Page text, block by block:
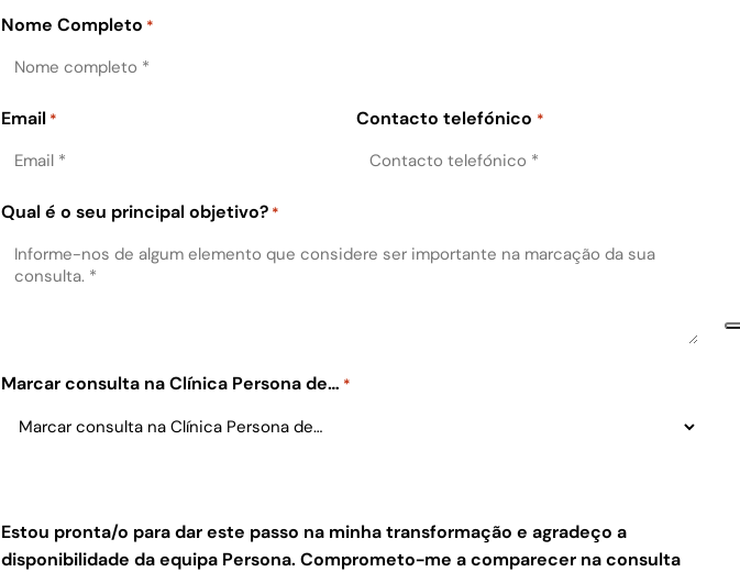
Nome Completo *
Email * Contacto telefónico *
Qual é o seu principal objetivo? *
Marcar consulta na Clínica Persona de… *
Estou pronta/o para dar este passo na minha transformação e agradeço a
disponibilidade da equipa Persona. Comprometo-me a comparecer na consulta